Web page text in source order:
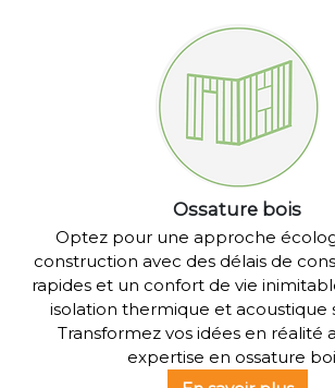
Ossature bois
Optez pour une approche
construction avec des délais de
rapides et un confort de vie
isolation thermique et acoustique
Transformez vos idées en réalité
expertise en ossature